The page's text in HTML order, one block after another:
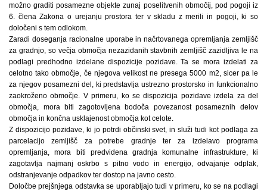
možno graditi posamezne objekte zunaj poselitvenih območij, pod pogoji iz
6. člena Zakona o urejanju prostora ter v skladu z merili in pogoji, ki so
določeni s tem odlokom.
Zaradi doseganja racionalne uporabe in načrtovanega opremljanja zemljišč
za gradnjo, so večja območja nezazidanih stavbnih zemljišč zazidljiva le na
podlagi predhodno izdelane dispozicije pozidave. Ta se mora izdelati za
celotno tako območje, če njegova velikost ne presega 5000 m2, sicer pa le
za njegov posamezni del, ki predstavlja ustrezno prostorsko in funkcionalno
zaokroženo območje. V primeru, ko se dispozicija pozidave izdela za del
območja, mora biti zagotovljena bodoča povezanost posameznih delov
območja in končna usklajenost območja kot celote.
Z dispozicijo pozidave, ki jo potrdi občinski svet, in služi tudi kot podlaga za
parcelacijo zemljišč za potrebe gradnje ter za izdelavo programa
opremljanja, mora biti predvidena gradnja komunalne infrastrukture, ki
zagotavlja najmanj oskrbo s pitno vodo in energijo, odvajanje odplak,
odstranjevanje odpadkov ter dostop na javno cesto.
Določbe prejšnjega odstavka se uporabljajo tudi v primeru, ko se na podlagi